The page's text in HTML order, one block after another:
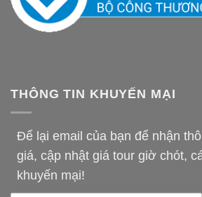
THÔNG TIN KHUYẾN MẠI
Để lại email của bạn để nhận
giá, cập nhật giá tour giờ chót,
khuyến mại!